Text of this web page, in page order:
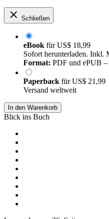
Schließen
eBook fürUS$ 18,99
Sofort herunterladen. Inkl.
Format: PDF und ePUB –
Paperback fürUS$ 21,99
Versand weltweit
In den Warenkorb
Blick ins Buch